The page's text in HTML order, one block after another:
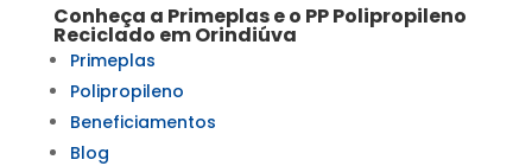
Conheça a Primeplas e o PP Polipropileno
Reciclado emOrindiúva
Primeplas
Polipropileno
Beneficiamentos
Blog